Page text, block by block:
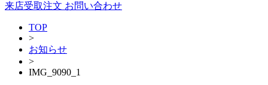
来店受取注文 お問い合わせ
TOP
>
お知らせ
>
IMG_9090_1